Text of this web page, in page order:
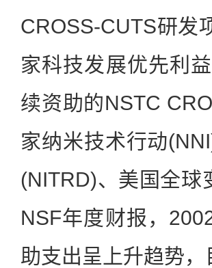
CROSS-CUTS研发
家科技发展优先利
续资助的NSTC
家纳米技术行动
(NITRD)、美国全球
NSF年度财报，
助支出呈上升趋势